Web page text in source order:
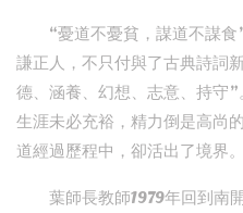
“憂道不憂貧，謀道不謀
謙正人，不只付與了古典詩詞
德、涵養、幻想、志意、持守”
生涯未必充裕，精力倒是高尚
道經過歷程中，卻活出了境界。
葉師長教師1979年回到南